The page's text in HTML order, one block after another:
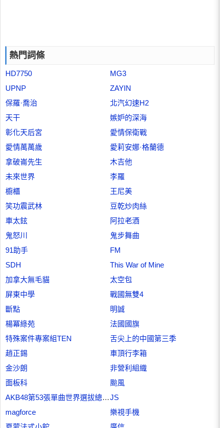
熱門詞條
HD7750
MG3
UPNP
ZAYIN
保羅·喬治
北汽幻速H2
天干
嫉妒的深海
彰化天后宮
愛情保衛戰
愛情萬萬歲
愛莉安娜·格蘭德
拿破崙先生
木吉他
未來世界
李羅
櫥櫃
王尼美
笑功震武林
豆乾炒肉絲
車太鉉
阿拉老酒
鬼怒川
鬼步舞曲
91助手
FM
SDH
This War of Mine
加拿大無毛貓
太空包
屏東中學
戰國無雙4
斷點
明誠
楊冪綠苑
法國國旗
特殊案件專案組TEN
舌尖上的中國第三季
趙正錫
車頂行李箱
金沙朗
非營利組織
面板科
颱風
AKB48第53張單曲世界選拔總選舉JS
magforce
樂視手機